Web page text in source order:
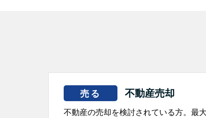
売る 不動産売却
不動産の売却を検討されている方。最